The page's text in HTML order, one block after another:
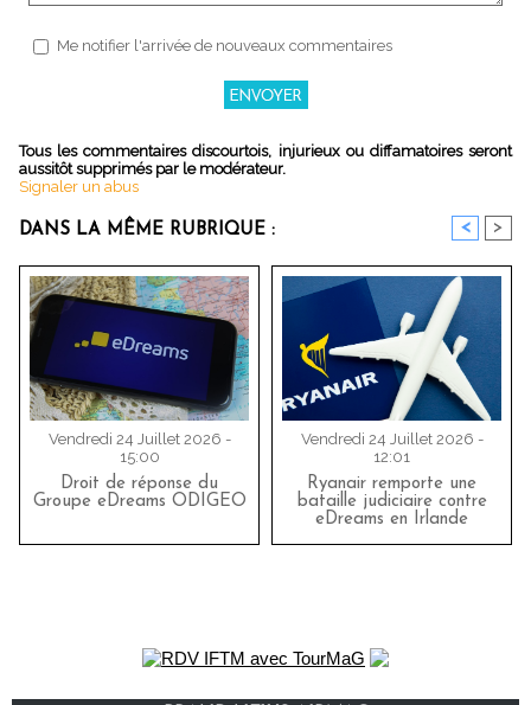
Me notifier l'arrivée de nouveaux commentaires
Tous les commentaires discourtois, injurieux ou diffamatoires seront
aussitôt supprimés par le modérateur.
Signaler un abus
DANS LA MÊME RUBRIQUE : < >
Vendredi 24 Juillet 2026 -
15:00
Droit de réponse du
Groupe eDreams ODIGEO
Vendredi 24 Juillet 2026 -
12:01
Ryanair remporte une
bataille judiciaire contre
eDreams en Irlande